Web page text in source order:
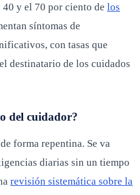
y el 70 por ciento de los
síntomas de
con tasas que
destinatario de los cuidados
del cuidador?
forma repentina. Se va
diarias sin un tiempo
revisión sistemática sobre la